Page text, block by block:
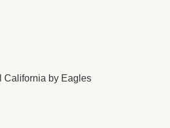
California by Eagles